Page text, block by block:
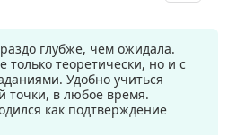
глубже, чем ожидала.
теоретически, но и с
Удобно учиться
точки, в любое время.
как подтверждение